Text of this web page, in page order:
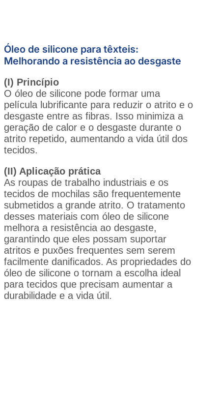
Óleo de silicone para têxteis:
Melhorando a resistência ao desgaste
(I) Princípio
O óleo de silicone pode formar uma
película lubrificante para reduzir o atrito e o
desgaste entre as fibras. Isso minimiza a
geração de calor e o desgaste durante o
atrito repetido, aumentando a vida útil dos
tecidos.
(II) Aplicação prática
As roupas de trabalho industriais e os
tecidos de mochilas são frequentemente
submetidos a grande atrito. O tratamento
desses materiais com óleo de silicone
melhora a resistência ao desgaste,
garantindo que eles possam suportar
atritos e puxões frequentes sem serem
facilmente danificados. As propriedades do
óleo de silicone o tornam a escolha ideal
para tecidos que precisam aumentar a
durabilidade e a vida útil.